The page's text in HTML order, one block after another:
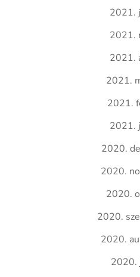
2021.
2021.
2021.
2021.
2021.
2021.
2020.
2020.
2020.
2020.
2020.
2020.